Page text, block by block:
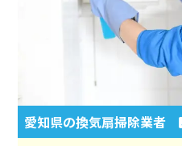
愛知県の換気扇掃除業者